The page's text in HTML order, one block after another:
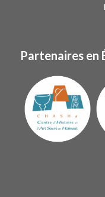
Partenaires en